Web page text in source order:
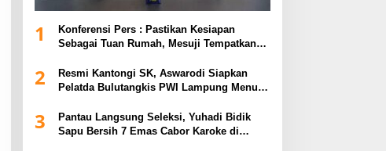
1
Konferensi Pers : Pastikan Kesiapan
Sebagai Tuan Rumah, Mesuji Tempatkan
Piala Gubernur Lampung
2
Resmi Kantongi SK, Aswarodi Siapkan
Pelatda Bulutangkis PWI Lampung Menuju
3
Pantau Langsung Seleksi, Yuhadi Bidik
Sapu Bersih 7 Emas Cabor Karoke di